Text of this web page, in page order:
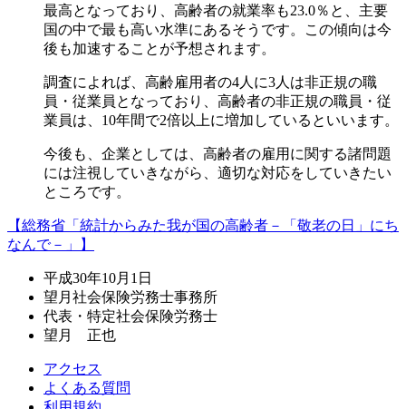
最高となっており、高齢者の就業率も23.0％と、主要
国の中で最も高い水準にあるそうです。この傾向は今
後も加速することが予想されます。
調査によれば、 高齢雇用者の4人に3人は非正規の職
員・従業員となっており、高齢者の非正規の職員・従
業員は、10年間で2倍以上に増加しているといいます。
今後も、企業としては、高齢者の雇用に関する諸問題
には注視していきながら、適切な対応をしていきたい
ところです。
【総務省「統計からみた我が国の高齢者－「敬老の日」にち
なんで－」】
平成30年10月1日
望月社会保険労務士事務所
代表・特定社会保険労務士
望月 正也
アクセス
よくある質問